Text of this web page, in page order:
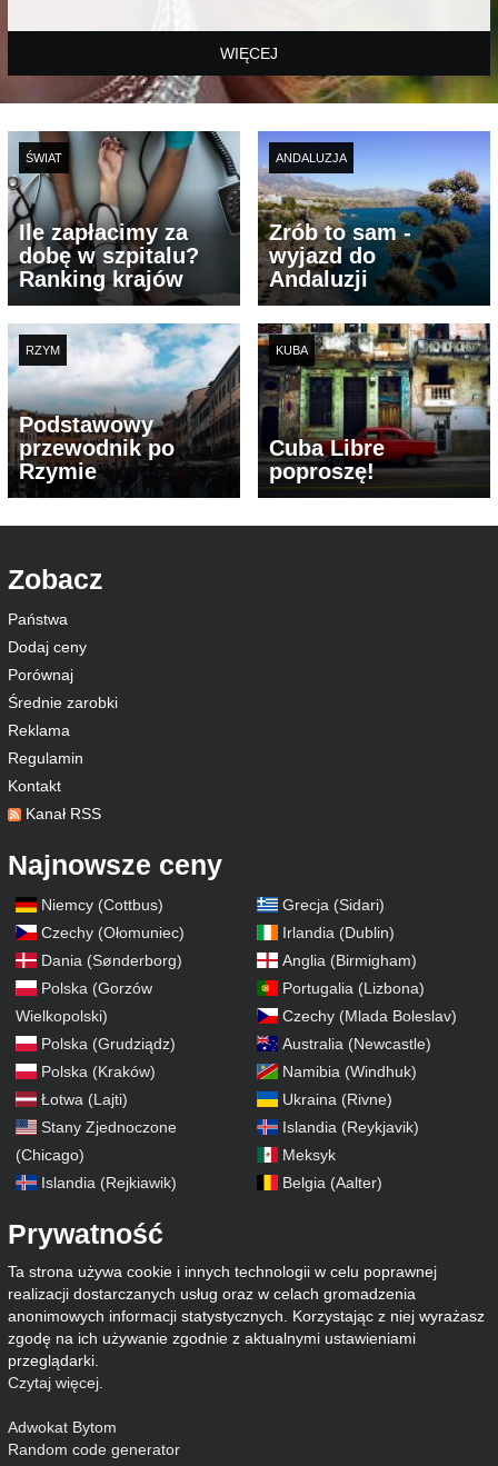
WIĘCEJ
ŚWIAT
Ile zapłacimy za
dobę w szpitalu?
Ranking krajów
ANDALUZJA
Zrób to sam -
wyjazd do
Andaluzji
RZYM
Podstawowy
przewodnik po
Rzymie
KUBA
Cuba Libre
poproszę!
Zobacz
Państwa
Dodaj ceny
Porównaj
Średnie zarobki
Reklama
Regulamin
Kontakt
Kanał RSS
Najnowsze ceny
Niemcy (Cottbus)
Czechy (Ołomuniec)
Dania (Sønderborg)
Polska (Gorzów
Wielkopolski)
Polska (Grudziądz)
Polska (Kraków)
Łotwa (Lajti)
Stany Zjednoczone
(Chicago)
Islandia (Rejkiawik)
Grecja (Sidari)
Irlandia (Dublin)
Anglia (Birmigham)
Portugalia (Lizbona)
Czechy (Mlada Boleslav)
Australia (Newcastle)
Namibia (Windhuk)
Ukraina (Rivne)
Islandia (Reykjavik)
Meksyk
Belgia (Aalter)
Prywatność
Ta strona używa cookie i innych technologii w celu poprawnej
realizacji dostarczanych usług oraz w celach gromadzenia
anonimowych informacji statystycznych. Korzystając z niej wyrażasz
zgodę na ich używanie zgodnie z aktualnymi ustawieniami
przeglądarki.
Czytaj więcej
Adwokat Bytom
Random code generator